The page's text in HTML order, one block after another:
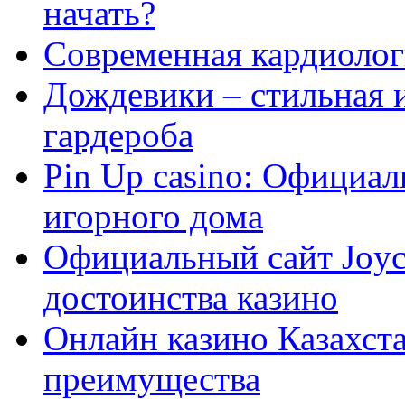
начать?
Современная
Дождевики – стильная
гардероба
Pin Up casino:
игорного дома
Официальный сайт
достоинства казино
Онлайн казино
преимущества